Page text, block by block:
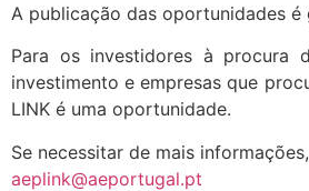
A publicação das oportunidades é
Para os investidores à procura
investimento e empresas que
LINK é uma oportunidade.
Se necessitar de mais
aeplink@aeportugal.pt